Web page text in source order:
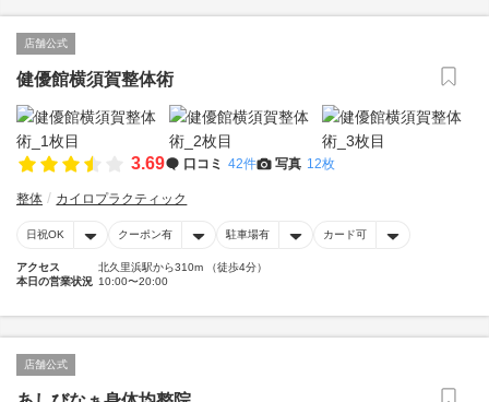
店舗公式
健優館横須賀整体術
3.69 口コミ 42件 写真 12枚
整体 カイロプラクティック
日祝OK クーポン有 駐車場有 カード可
アクセス
北久里浜駅から310m （徒歩4分）
本日の営業状況 10:00〜20:00
店舗公式